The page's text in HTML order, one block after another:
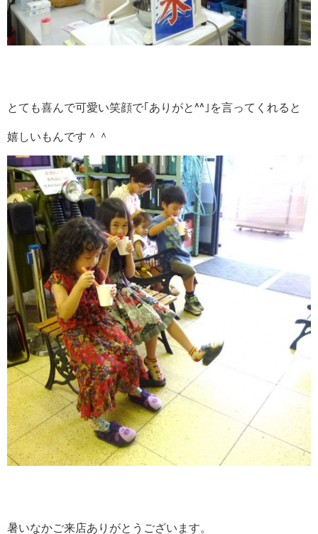
とても喜んで可愛い笑顔で｢ありがと^^｣を言ってくれると
嬉しいもんです＾＾
暑いなかご来店ありがとうございます。